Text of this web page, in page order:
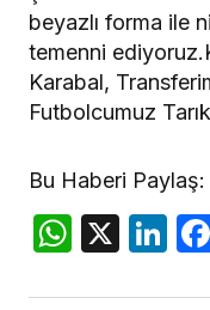
beyazlı forma ile
temenni
Karabal,
Futbolcumuz Tarık
Bu Haberi Paylaş:
X